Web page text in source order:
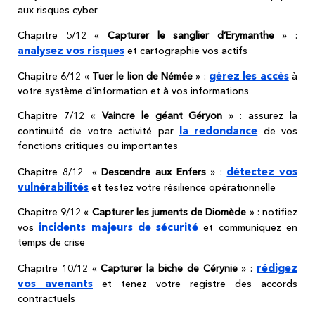
aux risques cyber
Chapitre 5/12 « Capturer le sanglier d’Erymanthe» :
analysez vos risques et cartographie vos actifs
Chapitre 6/12 « Tuer le lion de Némée » : gérez les accèsà
votre système d’information et à vos informations
Chapitre 7/12 « Vaincre le géant Géryon » : assurez la
continuité de votre activité par
la redondance de vos
fonctions critiques ou importantes
Chapitre 8/12 «Descendre aux Enfers» : détectez vos
vulnérabilités et testez votre résilience opérationnelle
Chapitre 9/12 « Capturer les juments de Diomède » : notifiez
vos incidents majeurs de sécurité et communiquez en
temps de crise
Chapitre 10/12 «Capturer la biche de Cérynie» : rédigez
vos avenants et tenez votre registre des accords
contractuels